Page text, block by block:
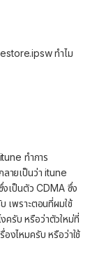
ทำไม
ทำการ
ายเป็นว่า itune
เป็นตัว CDMA ซึ่ง
เพราะตอนที่ผมใช้
รับ หรือว่าตัวใหม่ที่
องไหมครับ หรือว่าใช้